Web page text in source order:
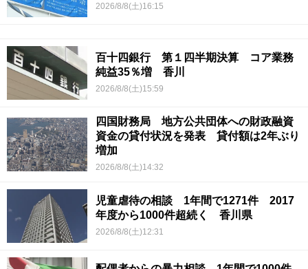
2026/8/8(土)16:15
百十四銀行 第１四半期決算 コア業務
純益35％増 香川
2026/8/8(土)15:59
四国財務局 地方公共団体への財政融資
資金の貸付状況を発表 貸付額は2年ぶり
増加
2026/8/8(土)14:32
児童虐待の相談 1年間で1271件 2017
年度から1000件超続く 香川県
2026/8/8(土)12:31